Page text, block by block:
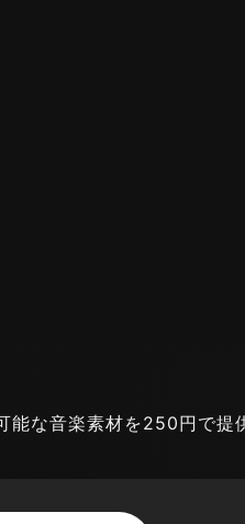
な音楽素材を250円で提